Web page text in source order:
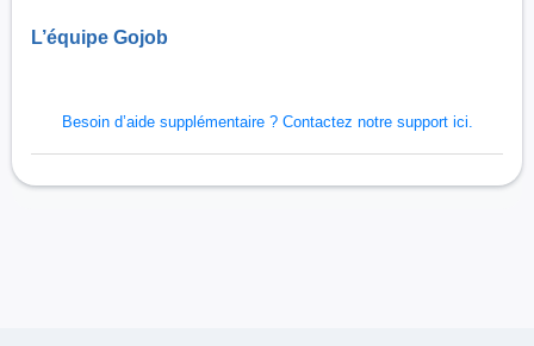
L’équipe Gojob
Besoin d’aide supplémentaire ? Contactez notre support ici.